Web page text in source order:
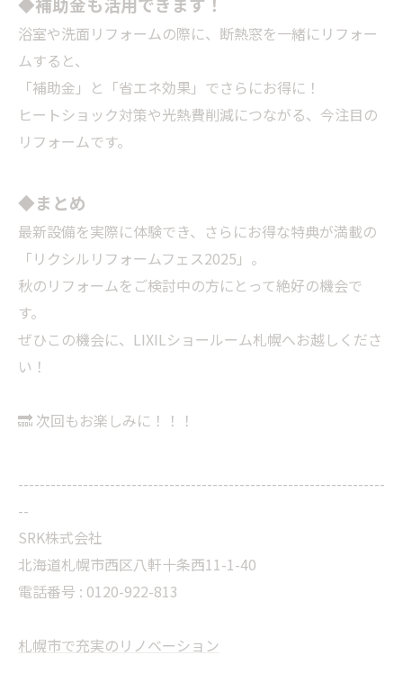
浴室や洗面リフォームの際に、断熱窓を一緒にリフォー
ムすると、
「補助金」と「省エネ効果」でさらにお得に！
ヒートショック対策や光熱費削減につながる、今注目の
リフォームです。
◆まとめ
最新設備を実際に体験でき、さらにお得な特典が満載の
「リクシルリフォームフェス2025」。
秋のリフォームをご検討中の方にとって絶好の機会で
す。
ぜひこの機会に、LIXILショールーム札幌へお越しくださ
い！
🔜 次回もお楽しみに！！！
--------------------------------------------------------------------
--
SRK株式会社
北海道札幌市西区八軒十条西11-1-40
電話番号 : 0120-922-813
札幌市で充実のリノベーション